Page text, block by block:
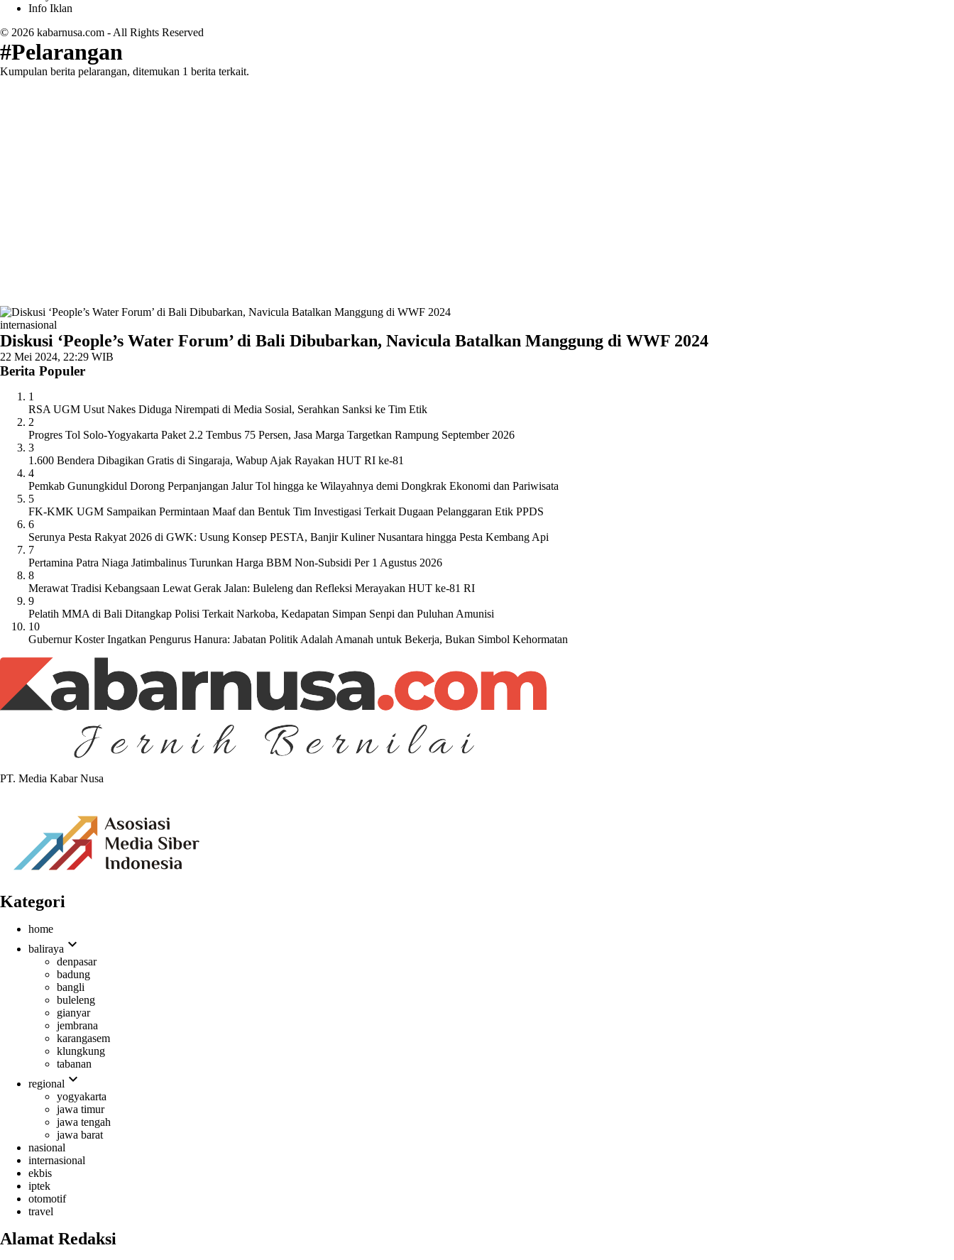
Info Iklan
© 2026 kabarnusa.com - All Rights Reserved
#Pelarangan
Kumpulan berita pelarangan, ditemukan 1 berita terkait.
internasional
Diskusi ‘People’s Water Forum’ di Bali Dibubarkan, Navicula Batalkan Manggung di WWF 2024
22 Mei 2024, 22:29 WIB
Berita Populer
1
RSA UGM Usut Nakes Diduga Nirempati di Media Sosial, Serahkan Sanksi ke Tim Etik
2
Progres Tol Solo-Yogyakarta Paket 2.2 Tembus 75 Persen, Jasa Marga Targetkan Rampung September 2026
3
1.600 Bendera Dibagikan Gratis di Singaraja, Wabup Ajak Rayakan HUT RI ke-81
4
Pemkab Gunungkidul Dorong Perpanjangan Jalur Tol hingga ke Wilayahnya demi Dongkrak Ekonomi dan Pariwisata
5
FK-KMK UGM Sampaikan Permintaan Maaf dan Bentuk Tim Investigasi Terkait Dugaan Pelanggaran Etik PPDS
6
Serunya Pesta Rakyat 2026 di GWK: Usung Konsep PESTA, Banjir Kuliner Nusantara hingga Pesta Kembang Api
7
Pertamina Patra Niaga Jatimbalinus Turunkan Harga BBM Non-Subsidi Per 1 Agustus 2026
8
Merawat Tradisi Kebangsaan Lewat Gerak Jalan: Buleleng dan Refleksi Merayakan HUT ke-81 RI
9
Pelatih MMA di Bali Ditangkap Polisi Terkait Narkoba, Kedapatan Simpan Senpi dan Puluhan Amunisi
10
Gubernur Koster Ingatkan Pengurus Hanura: Jabatan Politik Adalah Amanah untuk Bekerja, Bukan Simbol Kehormatan
PT. Media Kabar Nusa
Kategori
home
baliraya expand_more
denpasar
badung
bangli
buleleng
gianyar
jembrana
karangasem
klungkung
tabanan
regional expand_more
yogyakarta
jawa timur
jawa tengah
jawa barat
nasional
internasional
ekbis
iptek
otomotif
travel
Alamat Redaksi